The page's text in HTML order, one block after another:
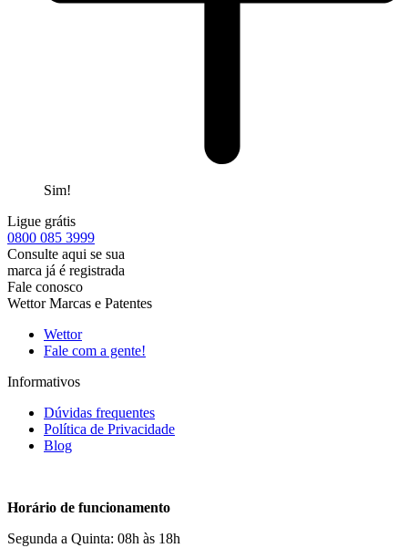
Sim!
Ligue grátis
0800 085 3999
Consulte aqui se sua
marca já é registrada
Fale conosco
Wettor Marcas e Patentes
Wettor
Fale com a gente!
Informativos
Dúvidas frequentes
Política de Privacidade
Blog
Horário de funcionamento
Segunda a Quinta: 08h às 18h